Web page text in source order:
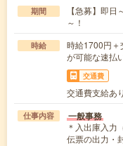
期間
【急募】即
～！
時給
時給1700円
が可能な速払
交通費
交通費支給あり
仕事内容 一般事務
＊入出庫入
伝票の出力・